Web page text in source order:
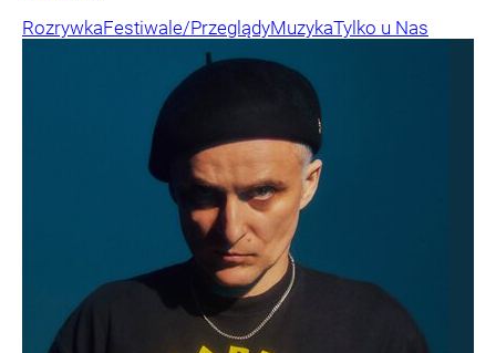
RozrywkaFestiwale/PrzeglądyMuzykaTylko u Nas